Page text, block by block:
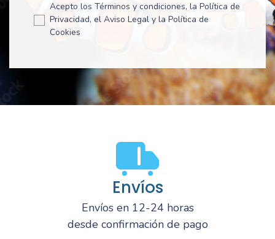
Acepto los Términos y condiciones, la Política de
Privacidad, el Aviso Legal y la Política de
Cookies
Envíos
Envíos en 12-24 horas
desde confirmación de pago